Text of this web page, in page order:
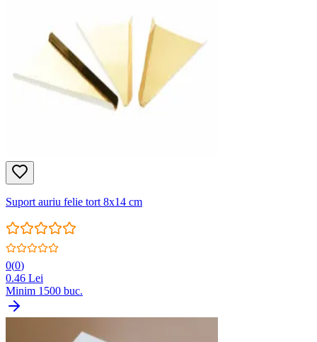
Suport auriu felie tort 8x14 cm
0(0)
0.46 Lei
Minim 1500 buc.